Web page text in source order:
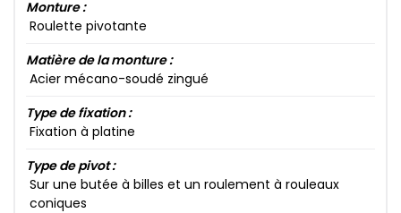
Monture :
Roulette pivotante
Matière de la monture :
Acier mécano-soudé zingué
Type de fixation :
Fixation à platine
Type de pivot :
Sur une butée à billes et un roulement à rouleaux
coniques